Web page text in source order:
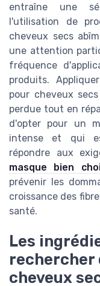
entraîne une
l'utilisation de
cheveux secs
une attention
fréquence
produits.
pour cheveux
perdue tout en
d'opter pour un
intense et qui
répondre aux
masque bien
prévenir les
croissance des
santé.
Les
rechercher
cheveux